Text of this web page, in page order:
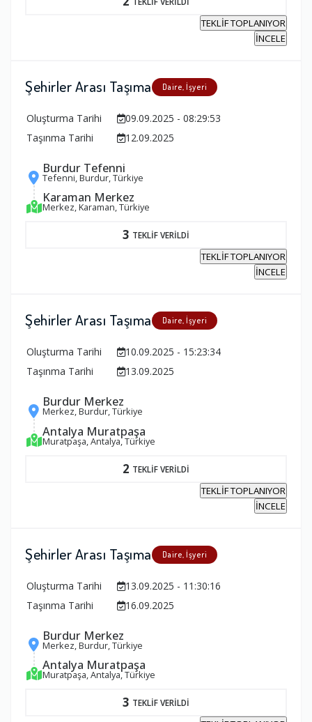
TEKLİF TOPLANIYOR
İNCELE
Şehirler Arası Taşıma Daire, İşyeri
Oluşturma Tarihi
09.09.2025 - 08:29:53
Taşınma Tarihi
12.09.2025
Burdur Tefenni
Tefenni, Burdur, Türkiye
Karaman Merkez
Merkez, Karaman, Türkiye
3 TEKLİF VERİLDİ
TEKLİF TOPLANIYOR
İNCELE
Şehirler Arası Taşıma Daire, İşyeri
Oluşturma Tarihi
10.09.2025 - 15:23:34
Taşınma Tarihi
13.09.2025
Burdur Merkez
Merkez, Burdur, Türkiye
Antalya Muratpaşa
Muratpaşa, Antalya, Türkiye
2 TEKLİF VERİLDİ
TEKLİF TOPLANIYOR
İNCELE
Şehirler Arası Taşıma Daire, İşyeri
Oluşturma Tarihi
13.09.2025 - 11:30:16
Taşınma Tarihi
16.09.2025
Burdur Merkez
Merkez, Burdur, Türkiye
Antalya Muratpaşa
Muratpaşa, Antalya, Türkiye
3 TEKLİF VERİLDİ